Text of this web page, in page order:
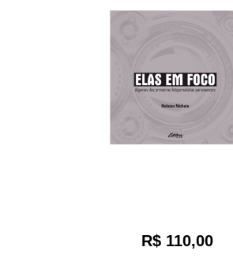
R$ 110,00